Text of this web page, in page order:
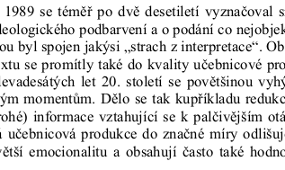
se téměř po dvě desetiletí vyznačoval
podbarvení a o podání co
byl spojen jakýsi „strach z interpretace“.
se promítly také do kvality učebnicové
let 20. století se povětšinou
momentům. Dělo se tak kupříkladu
informace vztahující se k palčivějším
učebnicová produkce do značné míry
emocionalitu a obsahují často také